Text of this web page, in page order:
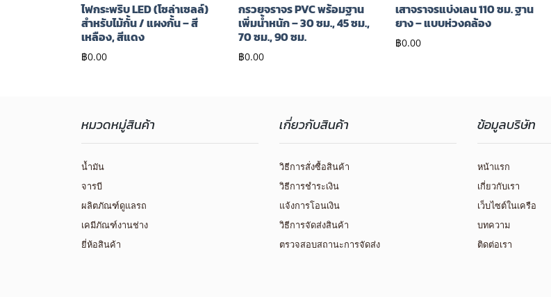
ไฟกระพริบ LED (โซล่าเซลล์)
สำหรับไม้กั้น / แผงกั้น – สี
เหลือง, สีแดง
฿0.00
กรวยจราจร PVC พร้อมฐาน
เพิ่มน้ำหนัก – 30 ซม., 45 ซม.,
70 ซม., 90 ซม.
฿0.00
เสาจราจรแบ่งเลน 110 ซม. ฐาน
ยาง – แบบห่วงคล้อง
฿0.00
หมวดหมู่สินค้า
น้ำมัน
จารบี
ผลิตภัณฑ์ดูแลรถ
เคมีภัณฑ์งานช่าง
ยี่ห้อสินค้า
เกี่ยวกับสินค้า
วิธีการสั่งซื้อสินค้า
วิธีการชำระเงิน
แจ้งการโอนเงิน
วิธีการจัดส่งสินค้า
ตรวจสอบสถานะการจัดส่ง
ข้อมูลบริษัท
หน้าแรก
เกี่ยวกับเรา
เว็บไซต์ในเครือ
บทความ
ติดต่อเรา